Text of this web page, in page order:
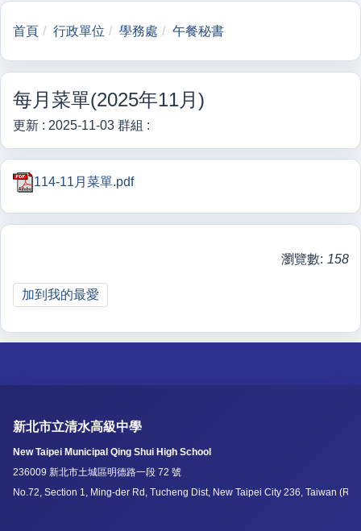
首頁 行政單位 學務處 午餐秘書
每月菜單(2025年11月)
更新 : 2025-11-03 群組 :
114-11月菜單.pdf
瀏覽數: 158
加到我的最愛
新北市立清水高級中學
New Taipei Municipal Qing Shui High School
236009 新北市土城區明德路一段 72 號
No.72, Section 1, Ming-der Rd, Tucheng Dist, New Taipei City 236, Taiwan